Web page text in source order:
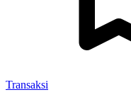
Transaksi